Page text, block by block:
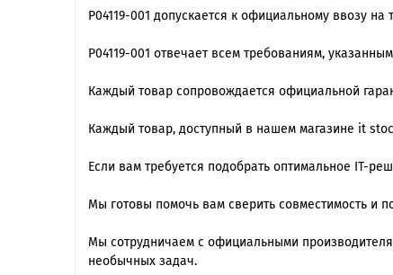
P04119-001 допускается к официальному ввозу на
P04119-001 отвечает всем требованиям,
Каждый товар сопровождается официальной
Каждый товар, доступный в нашем магазине it
Если вам требуется подобрать оптимальное IT-
Мы готовы помочь вам сверить совместимость и
Мы сотрудничаем с официальными
необычных задач.